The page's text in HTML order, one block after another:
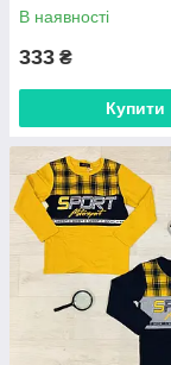
В наявності
333 ₴
Купити